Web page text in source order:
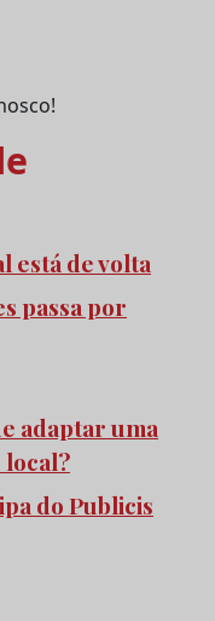
está de volta
passa por
adaptar uma
local?
do Publicis